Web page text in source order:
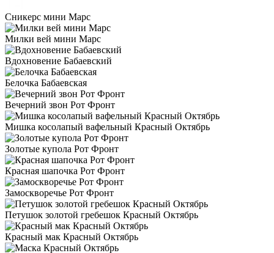
Сникерс мини Марс
Милки вей мини Марс
Вдохновение Бабаевский
Белочка Бабаевская
Вечерний звон Рот Фронт
Мишка косолапый вафельный Красный Октябрь
Золотые купола Рот Фронт
Красная шапочка Рот Фронт
Замоскворечье Рот Фронт
Петушок золотой гребешок Красный Октябрь
Красный мак Красный Октябрь